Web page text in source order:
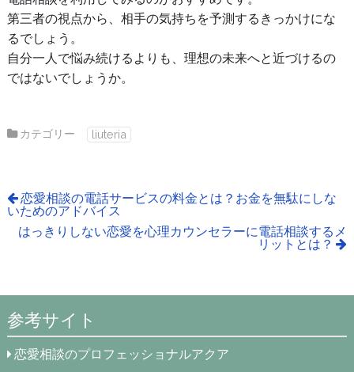
第三者の視点から、相手の気持ちを予測するきっかけにな
るでしょう。
自分一人で悩み続けるよりも、理想の未来へと近づけるの
ではないでしょうか。
カテゴリー liuteria
恋愛相談の電話サービスの料金とは？お金を無駄にしな
いためのアドバイス
はっきりしない恋愛を心理カウンセラーに電話相談するメ
リットとは？
参考サイト
恋愛相談のプロフェッショナルアクア